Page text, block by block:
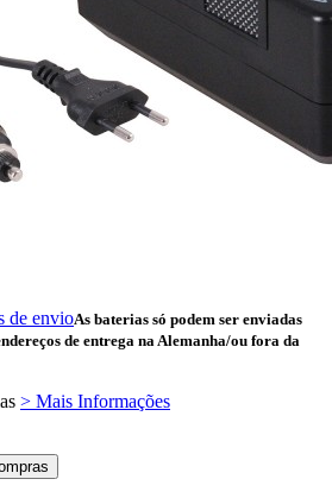
de envioAs baterias só podem ser enviadas
de entrega na Alemanha/ou fora da
> Mais Informações